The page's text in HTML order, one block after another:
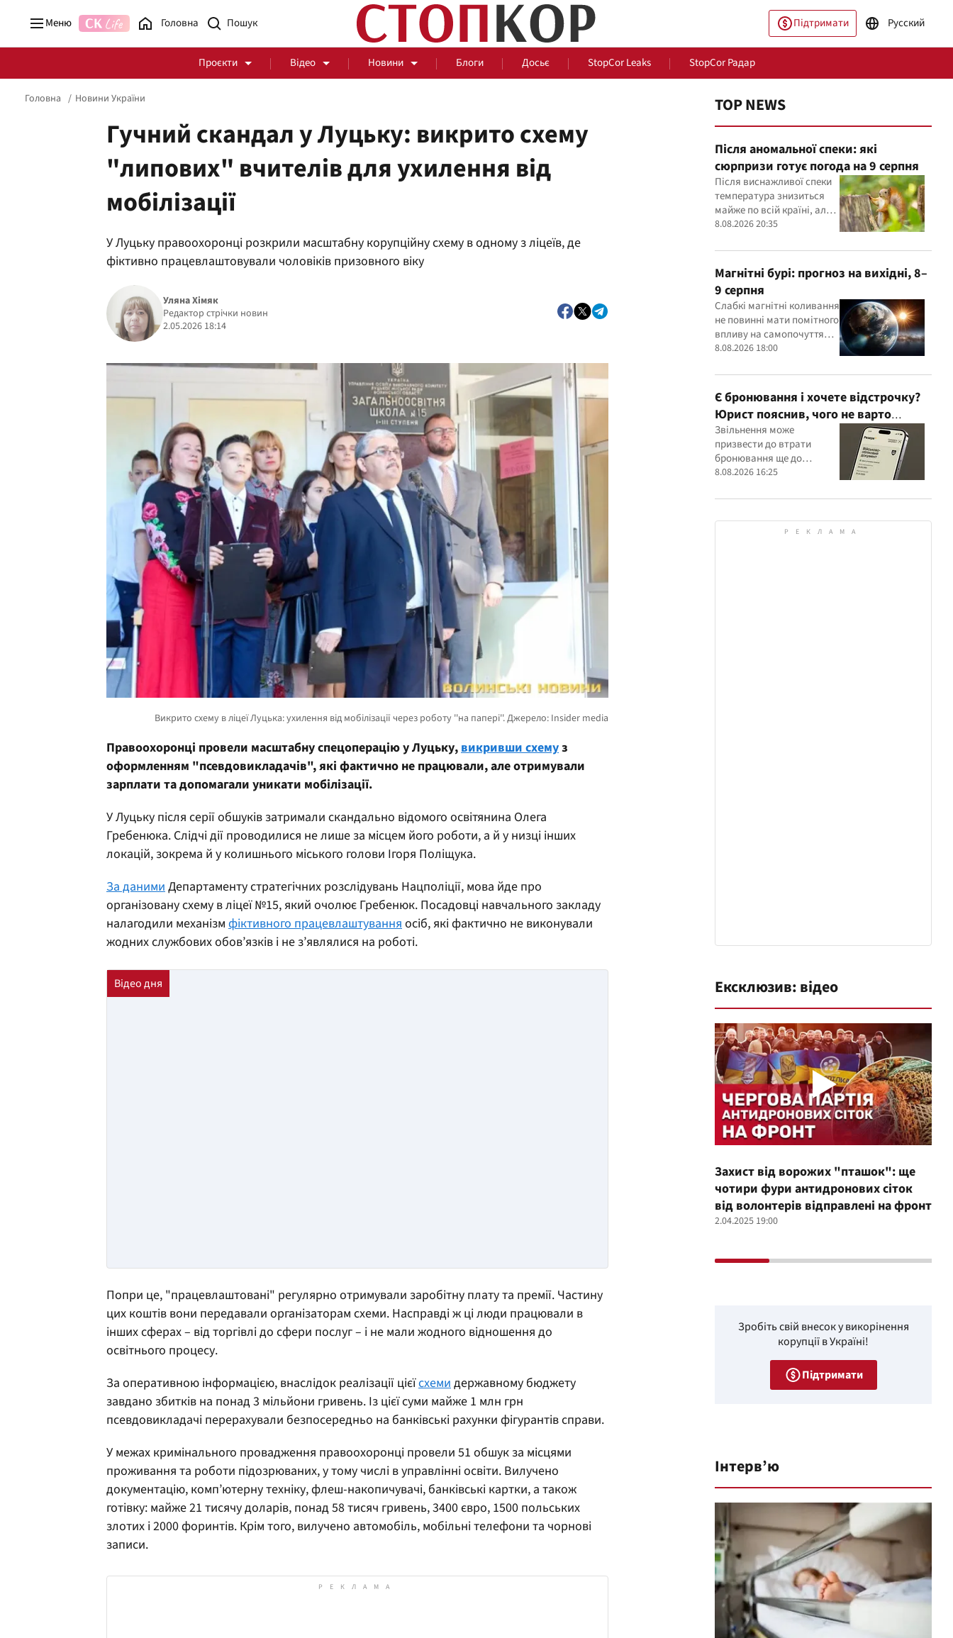
Меню Головна Підтримати Русский
Проєкти Відео Новини Блоги Досьє StopCor Leaks StopCor Радар
Стоп Політичній Корупції Чесні закупівлі За парканом
Здоров'я
Головна Новини України
Гучний скандал у Луцьку: викрито схему
"липових" вчителів для ухилення від
мобілізації
У Луцьку правоохоронці розкрили масштабну корупційну схему в одному з ліцеїв, де
фіктивно працевлаштовували чоловіків призовного віку
Уляна Хімяк
Редактор стрічки новин
2.05.2026 18:14
Правоохоронці провели масштабну спецоперацію у Луцьку, викривши схемуз
оформленням "псевдовикладачів", які фактично не працювали, але отримували
зарплати та допомагали уникати мобілізації.
У Луцьку після серії обшуків затримали скандально відомого освітянина Олега
Гребенюка. Слідчі дії проводилися не лише за місцем його роботи, а й у низці інших
локацій, зокрема й у колишнього міського голови Ігоря Поліщука.
За даними Департаменту стратегічних розслідувань Нацполіції, мова йде про
організовану схему в ліцеї №15, який очолює Гребенюк. Посадовці навчального закладу
налагодили механізм фіктивного працевлаштування осіб, які фактично не виконували
жодних службових обов’язків і не з’являлися на роботі.
Попри це, "працевлаштовані" регулярно отримували заробітну плату та премії. Частину
цих коштів вони передавали організаторам схеми. Насправді ж ці люди працювали в
інших сферах – від торгівлі до сфери послуг – і не мали жодного відношення до
освітнього процесу.
За оперативною інформацією, внаслідок реалізації цієїсхеми державному бюджету
завдано збитків на понад 3 мільйони гривень. Із цієї суми майже 1 млн грн
псевдовикладачі перерахували безпосередньо на банківські рахунки фігурантів справи.
У межах кримінального провадження правоохоронці провели 51 обшук за місцями
проживання та роботи підозрюваних, у тому числі в управлінні освіти. Вилучено
документацію, комп’ютерну техніку, флеш-накопичувачі, банківські картки, а також
готівку: майже 21 тисячу доларів, понад 58 тисяч гривень, 3400 євро, 1500 польських
злотих і 2000 форинтів. Крім того, вилучено автомобіль, мобільні телефони та чорнові
записи.
TOP NEWS
Після аномальної спеки: які
сюрпризи готує погода на 9 серпня
Після виснажливої спеки
температура знизиться
майже по всій країні, але
на півдні ще буде до +30° і
8.08.2026 20:35
Магнітні бурі: прогноз на вихідні, 8–
9 серпня
Слабкі магнітні коливання
не повинні мати помітного
впливу на самопочуття
більшості людей
8.08.2026 18:00
Є бронювання і хочете відстрочку?
Юрист пояснив, чого не варто
робити
Звільнення може
призвести до втрати
бронювання ще до
оформлення нової
8.08.2026 16:25
Ексклюзив: відео
Захист від ворожих "пташок": ще
чотири фури антидронових сіток
від волонтерів відправлені на фронт
2.04.2025 19:00
Зробіть свій внесок у викорінення
корупції в Україні!
Підтримати
Інтерв’ю